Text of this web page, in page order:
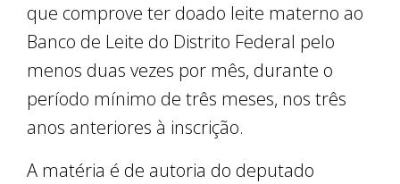
que comprove ter doado leite materno ao
Banco de Leite do Distrito Federal pelo
menos duas vezes por mês, durante o
período mínimo de três meses, nos três
anos anteriores à inscrição.
A matéria é de autoria do deputado